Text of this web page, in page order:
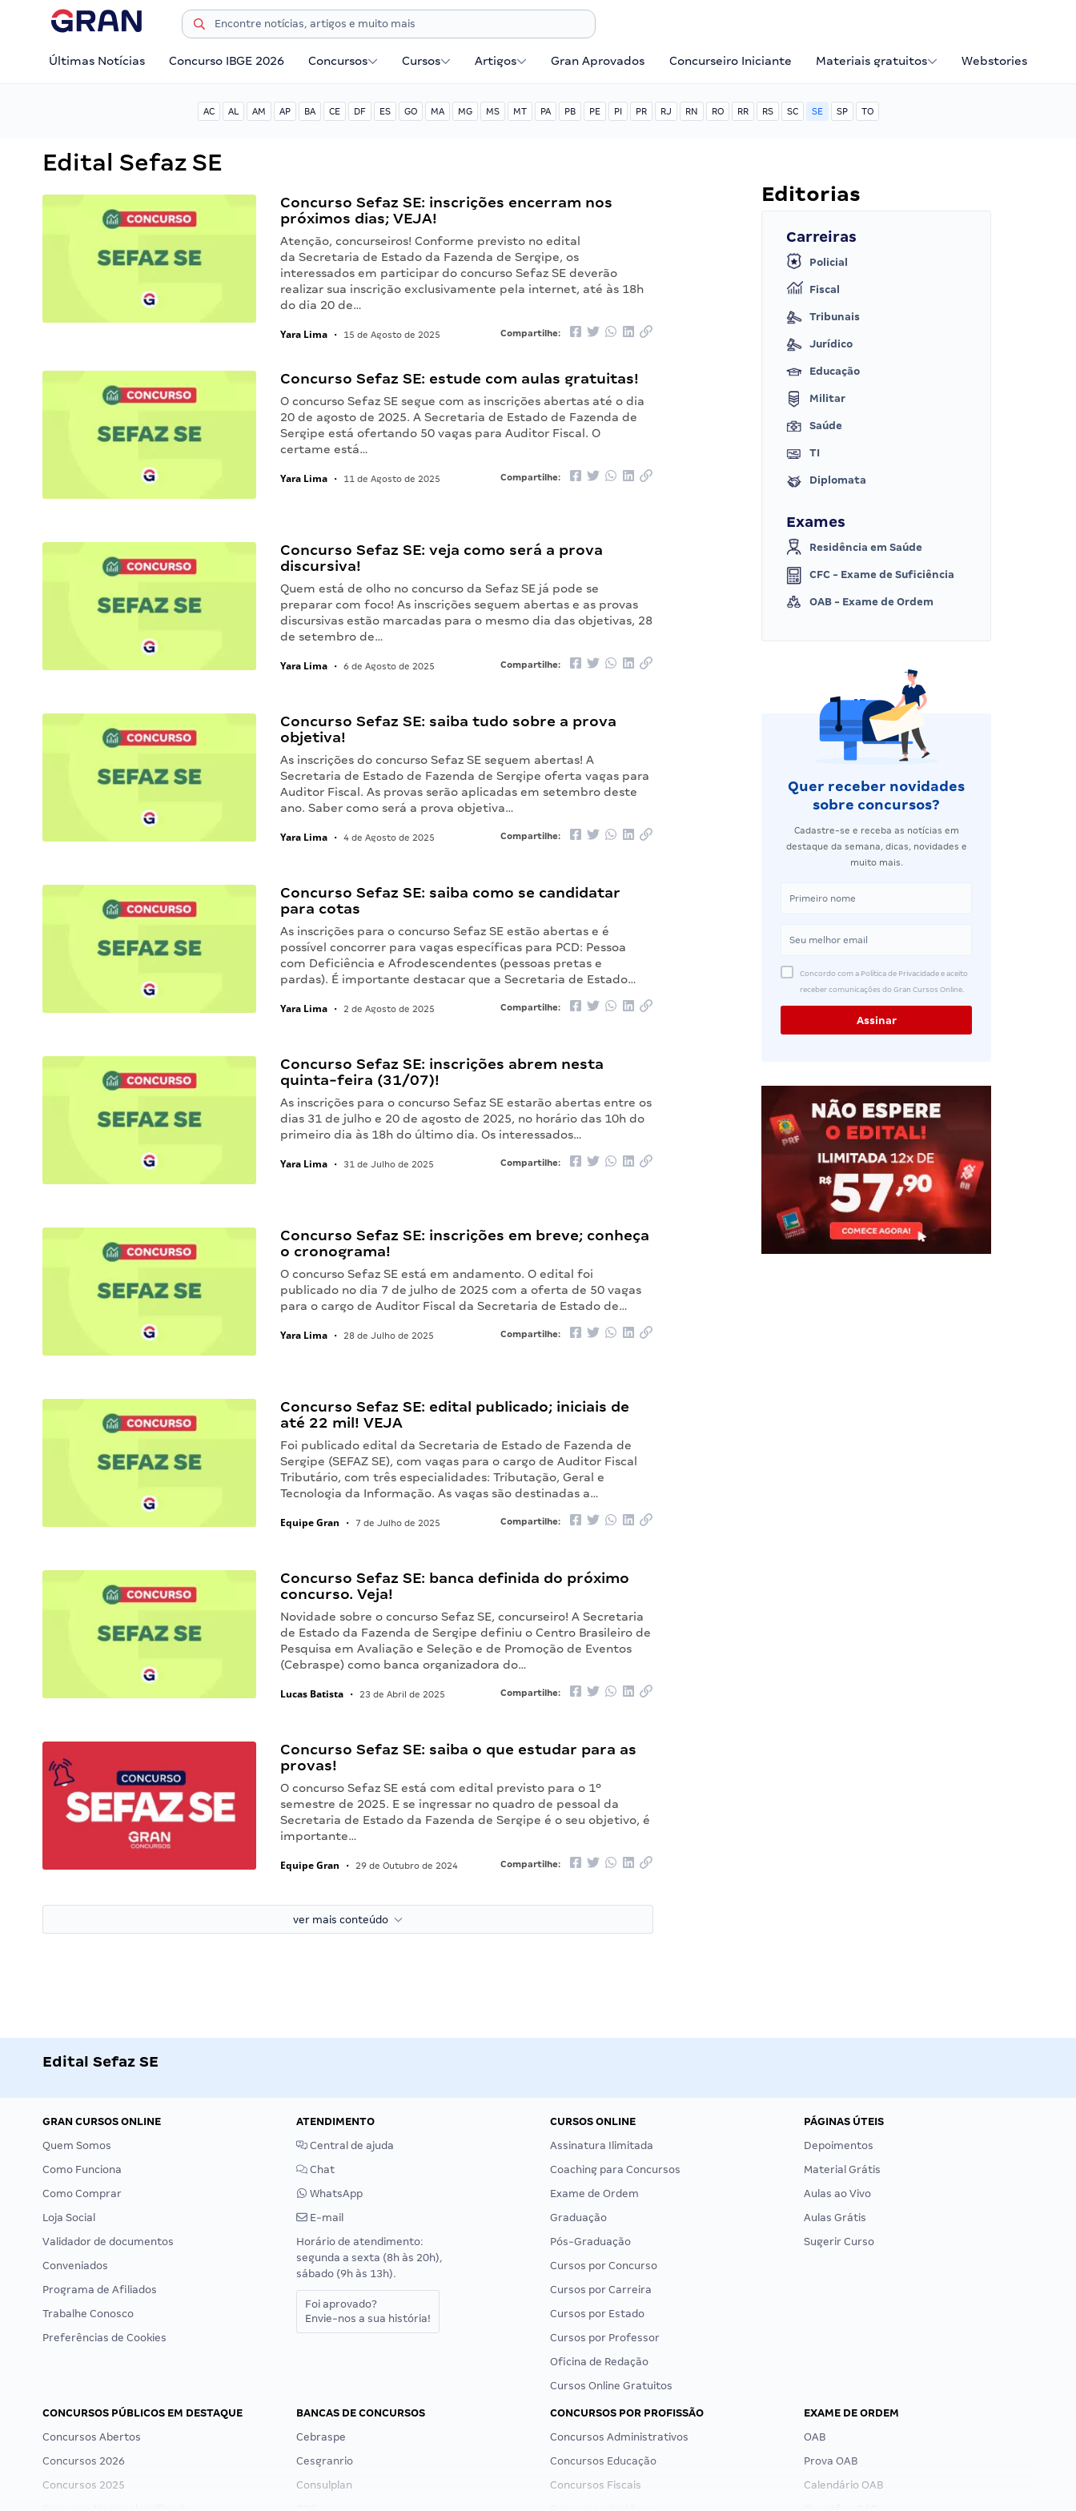
Últimas Notícias Concurso IBGE 2026 Concursos Cursos Artigos Gran Aprovados Concurseiro Iniciante Materiais gratuitos Webstories
AC AL AM AP BA CE DF ES GO MA MG MS MT PA PB PE PI PR RJ RN RO RR RS SC SE SP TO
Edital Sefaz SE
Concurso Sefaz SE: inscrições encerram nos
próximos dias; VEJA!
Atenção, concurseiros! Conforme previsto no edital
da Secretaria de Estado da Fazenda de Sergipe, os
interessados em participar do concurso Sefaz SE deverão
realizar sua inscrição exclusivamente pela internet, até às 18h
do dia 20 de…
Yara Lima • 15 de Agosto de 2025 Compartilhe:
Concurso Sefaz SE: estude com aulas gratuitas!
O concurso Sefaz SE segue com as inscrições abertas até o dia
20 de agosto de 2025. A Secretaria de Estado de Fazenda de
Sergipe está ofertando 50 vagas para Auditor Fiscal. O
certame está…
Yara Lima • 11 de Agosto de 2025 Compartilhe:
Concurso Sefaz SE: veja como será a prova
discursiva!
Quem está de olho no concurso da Sefaz SE já pode se
preparar com foco! As inscrições seguem abertas e as provas
discursivas estão marcadas para o mesmo dia das objetivas, 28
de setembro de…
Yara Lima • 6 de Agosto de 2025 Compartilhe:
Concurso Sefaz SE: saiba tudo sobre a prova
objetiva!
As inscrições do concurso Sefaz SE seguem abertas! A
Secretaria de Estado de Fazenda de Sergipe oferta vagas para
Auditor Fiscal. As provas serão aplicadas em setembro deste
ano. Saber como será a prova objetiva…
Yara Lima • 4 de Agosto de 2025 Compartilhe:
Concurso Sefaz SE: saiba como se candidatar
para cotas
As inscrições para o concurso Sefaz SE estão abertas e é
possível concorrer para vagas específicas para PCD: Pessoa
com Deficiência e Afrodescendentes (pessoas pretas e
pardas). É importante destacar que a Secretaria de Estado…
Yara Lima • 2 de Agosto de 2025 Compartilhe:
Concurso Sefaz SE: inscrições abrem nesta
quinta-feira (31/07)!
As inscrições para o concurso Sefaz SE estarão abertas entre os
dias 31 de julho e 20 de agosto de 2025, no horário das 10h do
primeiro dia às 18h do último dia. Os interessados…
Yara Lima • 31 de Julho de 2025 Compartilhe:
Concurso Sefaz SE: inscrições em breve; conheça
o cronograma!
O concurso Sefaz SE está em andamento. O edital foi
publicado no dia 7 de julho de 2025 com a oferta de 50 vagas
para o cargo de Auditor Fiscal da Secretaria de Estado de…
Yara Lima • 28 de Julho de 2025 Compartilhe:
Concurso Sefaz SE: edital publicado; iniciais de
até 22 mil! VEJA
Foi publicado edital da Secretaria de Estado de Fazenda de
Sergipe (SEFAZ SE), com vagas para o cargo de Auditor Fiscal
Tributário, com três especialidades: Tributação, Geral e
Tecnologia da Informação. As vagas são destinadas a…
Equipe Gran • 7 de Julho de 2025 Compartilhe:
Concurso Sefaz SE: banca definida do próximo
concurso. Veja!
Novidade sobre o concurso Sefaz SE, concurseiro! A Secretaria
de Estado da Fazenda de Sergipe definiu o Centro Brasileiro de
Pesquisa em Avaliação e Seleção e de Promoção de Eventos
(Cebraspe) como banca organizadora do…
Lucas Batista • 23 de Abril de 2025 Compartilhe:
Concurso Sefaz SE: saiba o que estudar para as
provas!
O concurso Sefaz SE está com edital previsto para o 1º
semestre de 2025. E se ingressar no quadro de pessoal da
Secretaria de Estado da Fazenda de Sergipe é o seu objetivo, é
importante…
Equipe Gran • 29 de Outubro de 2024 Compartilhe:
ver mais conteúdo
Editorias
Carreiras
Policial
Fiscal
Tribunais
Jurídico
Educação
Militar
Saúde
TI
Diplomata
Exames
Residência em Saúde
CFC - Exame de Suficiência
OAB - Exame de Ordem
Quer receber novidades
sobre concursos?
Cadastre-se e receba as notícias em
destaque da semana, dicas, novidades e
muito mais.
Concordo com a Política de Privacidade e aceito
receber comunicações do Gran Cursos Online.
Edital Sefaz SE
GRAN CURSOS ONLINE
Quem Somos
Como Funciona
Como Comprar
Loja Social
Validador de documentos
Conveniados
Programa de Afiliados
Trabalhe Conosco
Preferências de Cookies
ATENDIMENTO
Central de ajuda
Chat
WhatsApp
E-mail
Horário de atendimento:
segunda a sexta (8h às 20h),
sábado (9h às 13h).
Foi aprovado?
Envie-nos a sua história!
CURSOS ONLINE
Assinatura Ilimitada
Coaching para Concursos
Exame de Ordem
Graduação
Pós-Graduação
Cursos por Concurso
Cursos por Carreira
Cursos por Estado
Cursos por Professor
Oficina de Redação
Cursos Online Gratuitos
PÁGINAS ÚTEIS
Depoimentos
Material Grátis
Aulas ao Vivo
Aulas Grátis
Sugerir Curso
CONCURSOS PÚBLICOS EM DESTAQUE
Concursos Abertos
Concursos 2026
Concursos 2025
BANCAS DE CONCURSOS
Cebraspe
Cesgranrio
Consulplan
CONCURSOS POR PROFISSÃO
Concursos Administrativos
Concursos Educação
Concursos Fiscais
EXAME DE ORDEM
OAB
Prova OAB
Calendário OAB